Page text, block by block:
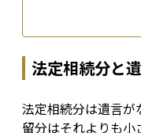
法定相続分と
法定相続分は遺言
留分はそれよりも